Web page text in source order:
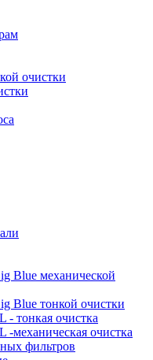
очистки
Blue механической
Blue тонкой очистки
тонкая очистка
механическая очистка
фильтров